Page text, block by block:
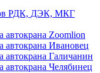
РДК, ДЭК, МКГ
автокрана Zoomlion
автокрана Ивановец
автокрана Галичанин
автокрана Челябинец